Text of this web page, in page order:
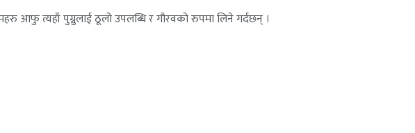
आफु त्यहाँ पुग्नुलाई ठूलो उपलब्धि र गौरवको रुपमा लिने गर्दछन् ।